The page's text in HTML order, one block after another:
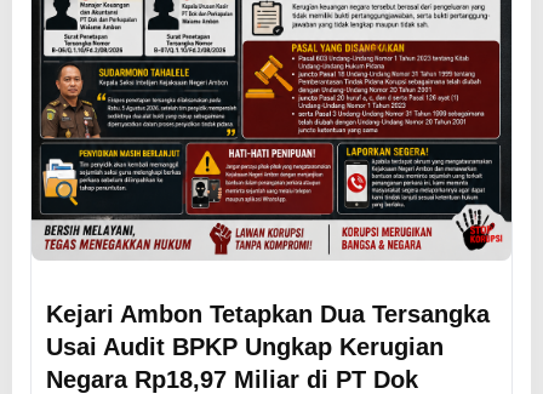
Kejari Ambon Tetapkan Dua Tersangka
Usai Audit BPKP Ungkap Kerugian
Negara Rp18,97 Miliar di PT Dok